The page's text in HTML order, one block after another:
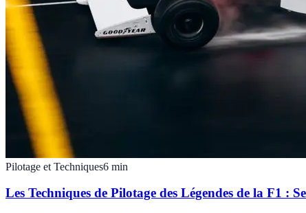
Pilotage et Techniques6 min
Les Techniques de Pilotage des Légendes de la F1 :